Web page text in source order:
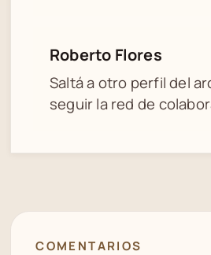
Roberto Flores
Saltá a otro perfil del
seguir la red de
COMENTARIOS